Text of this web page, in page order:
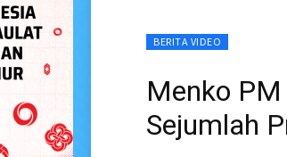
BERITA VIDEO
Menko
Sejumlah